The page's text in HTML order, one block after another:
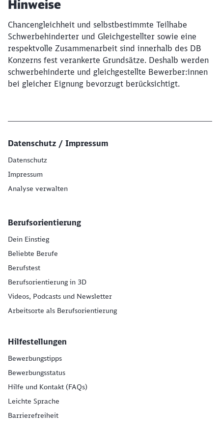
Hinweise
Chancengleichheit und selbstbestimmte Teilhabe
Schwerbehinderter und Gleichgestellter sowie eine
respektvolle Zusammenarbeit sind innerhalb des DB
Konzerns fest verankerte Grundsätze. Deshalb werden
schwerbehinderte und gleichgestellte Bewerber:innen
bei gleicher Eignung bevorzugt berücksichtigt.
Datenschutz / Impressum
Datenschutz
Impressum
Analyse verwalten
Berufsorientierung
Dein Einstieg
Beliebte Berufe
Berufstest
Berufsorientierung in 3D
Videos, Podcasts und Newsletter
Arbeitsorte als Berufsorientierung
Hilfestellungen
Bewerbungstipps
Bewerbungsstatus
Hilfe und Kontakt (FAQs)
Leichte Sprache
Barrierefreiheit